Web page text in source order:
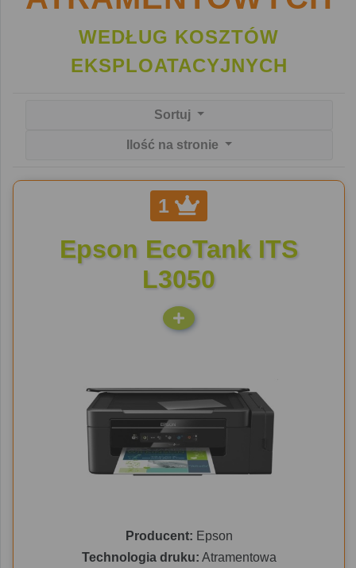
WEDŁUG KOSZTÓW
EKSPLOATACYJNYCH
Sortuj
Ilość na stronie
1
Epson EcoTank ITS
L3050
Producent: Epson
Technologia druku: Atramentowa